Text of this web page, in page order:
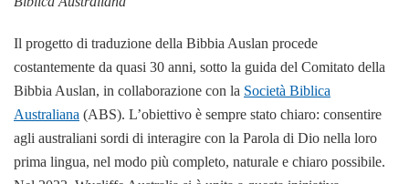
Il progetto di traduzione della Bibbia Auslan procede
costantemente da quasi 30 anni, sotto la guida del Comitato della
Bibbia Auslan, in collaborazione con la Società Biblica
Australiana (ABS). L’obiettivo è sempre stato chiaro: consentire
agli australiani sordi di interagire con la Parola di Dio nella loro
prima lingua, nel modo più completo, naturale e chiaro possibile.